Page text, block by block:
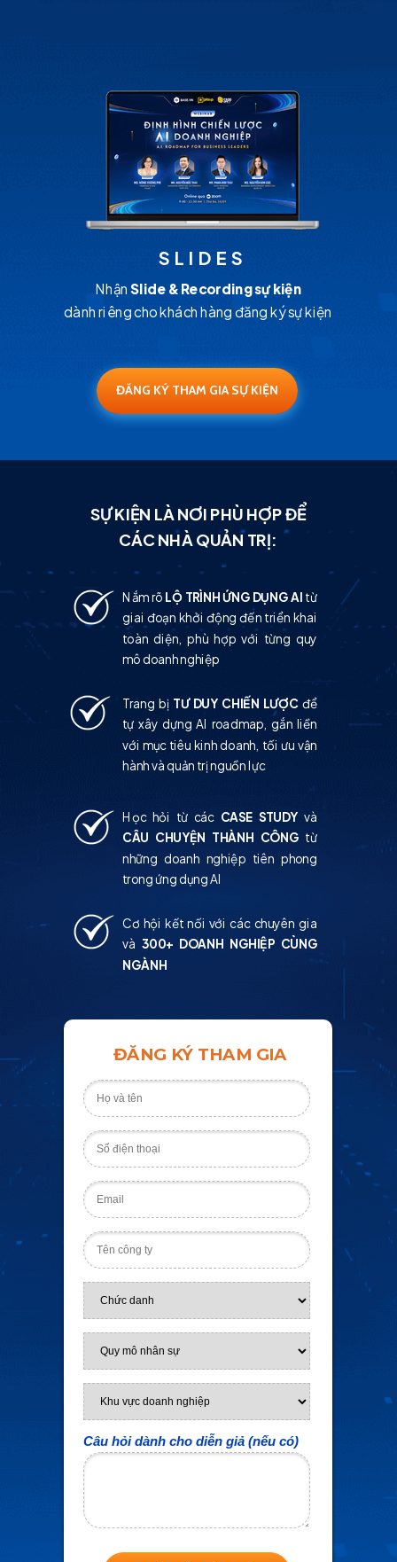
NhậnSlide & Recording sự kiện
dành riêng cho khách hàngđăng ký sự kiện
SLIDES
ĐĂNG KÝ THAM GIA
Câu hỏi dành cho diễn giả (nếu có)
Nắm rõ LỘ TRÌNH ỨNG DỤNG AI từ
giai đoạn khởi động đến triển khai
toàn diện, phù hợp với từng quy
mô doanh nghiệp
Trang bị TƯ DUY CHIẾN LƯỢC để
tự xây dựng AI roadmap, gắn liền
với mục tiêu kinh doanh, tối ưu vận
hành và quản trị nguồn lực
Học hỏi từ các CASE STUDY và
CÂU CHUYỆN THÀNH CÔNG từ
những doanh nghiệp tiên phong
trong ứng dụng AI
SỰ KIỆN LÀ NƠI PHÙ HỢP ĐỂ
CÁC NHÀ QUẢN TRỊ:
Cơ hội kết nối với các chuyên gia
và 300+ DOANH NGHIỆP CÙNG
NGÀNH
ĐĂNG KÝ THAM GIA SỰ KIỆN